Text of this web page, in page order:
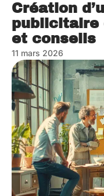
Création
publicitaire
et conseils
11 mars 2026